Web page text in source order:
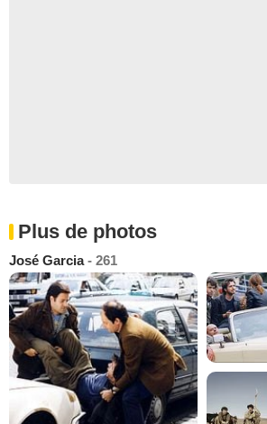
Plus de photos
José Garcia- 261